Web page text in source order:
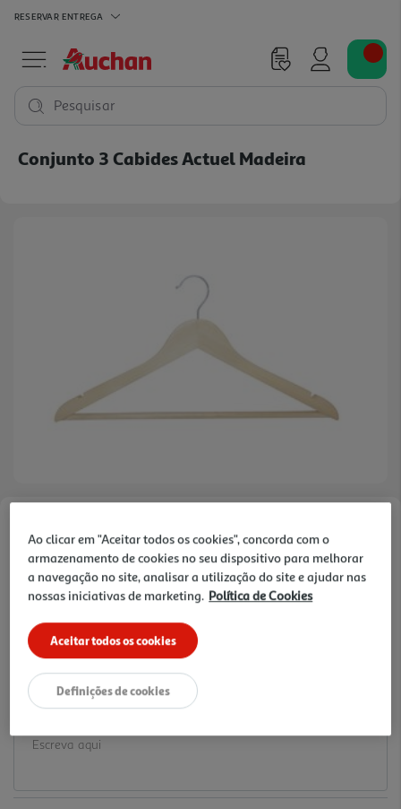
RESERVAR ENTREGA
Pesquisar
Conjunto 3 Cabides Actuel Madeira
3665257734343
4.99 €/un
4,99 €
Notas de preparação
Ao clicar em "Aceitar todos os cookies", concorda com o
armazenamento de cookies no seu dispositivo para melhorar
a navegação no site, analisar a utilização do site e ajudar nas
nossas iniciativas de marketing. Política de Cookies
Aceitar todos os cookies
Definições de cookies